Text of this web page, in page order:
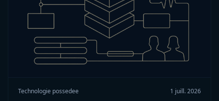
Technologie possedee 1 juill. 2026